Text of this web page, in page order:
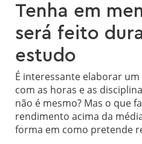
Tenha em
será feito
estudo
É interessante elaborar
com as horas e as
não é mesmo? Mas o que
rendimento acima da
forma em como pretende